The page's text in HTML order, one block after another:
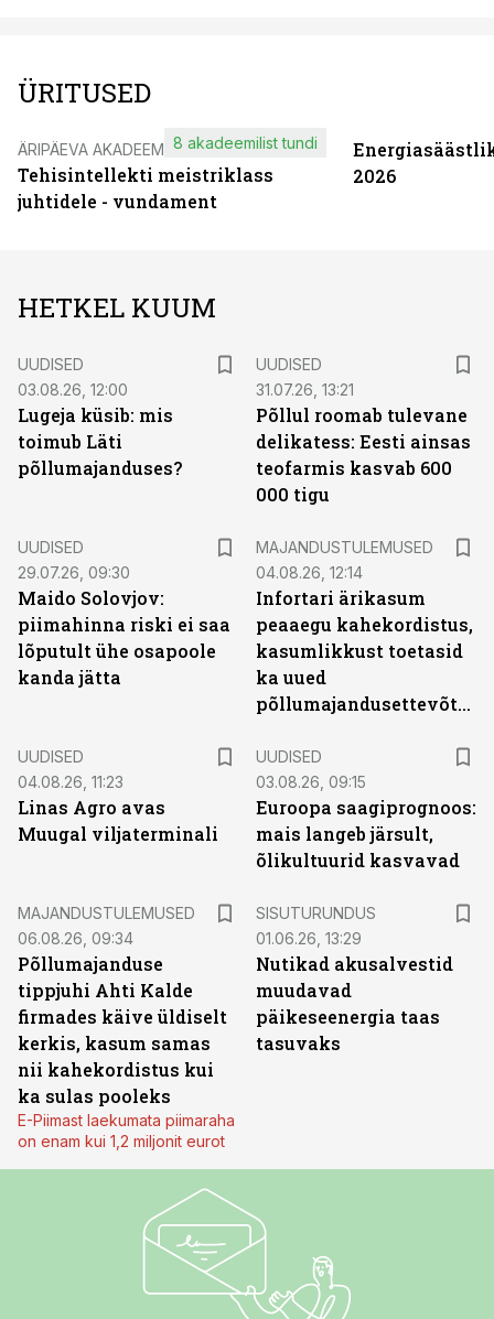
ÜRITUSED
ÄRIPÄEVA AKADEEMIA
Tehisintellekti meistriklass
juhtidele - vundament
8 akadeemilist tundi
2026
HETKEL KUUM
UUDISED
03.08.26, 12:00
Lugeja küsib: mis
toimub Läti
põllumajanduses?
UUDISED
31.07.26, 13:21
Põllul roomab tulevane
delikatess: Eesti ainsas
teofarmis kasvab 600
000 tigu
UUDISED
29.07.26, 09:30
Maido Solovjov:
piimahinna riski ei saa
lõputult ühe osapoole
kanda jätta
MAJANDUSTULEMUSED
04.08.26, 12:14
Infortari ärikasum
peaaegu kahekordistus,
kasumlikkust toetasid
ka uued
põllumajandusettevõtted
UUDISED
04.08.26, 11:23
Linas Agro avas
Muugal viljaterminali
UUDISED
03.08.26, 09:15
Euroopa saagiprognoos:
mais langeb järsult,
õlikultuurid kasvavad
MAJANDUSTULEMUSED
06.08.26, 09:34
Põllumajanduse
tippjuhi Ahti Kalde
firmades käive üldiselt
kerkis, kasum samas
nii kahekordistus kui
ka sulas pooleks
E-Piimast laekumata piimaraha
on enam kui 1,2 miljonit eurot
SISUTURUNDUS
01.06.26, 13:29
Nutikad akusalvestid
muudavad
päikeseenergia taas
tasuvaks